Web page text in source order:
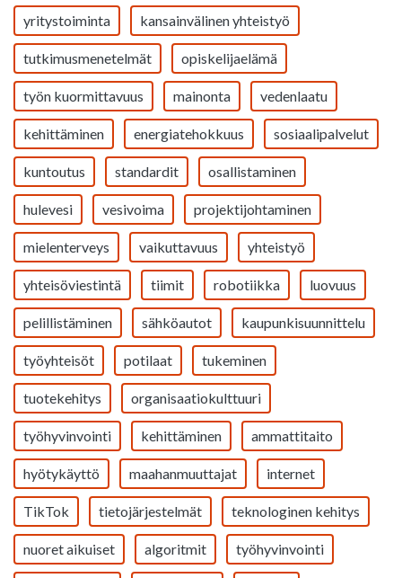
yritystoiminta kansainvälinen yhteistyö
tutkimusmenetelmät opiskelijaelämä
työn kuormittavuus mainonta vedenlaatu
kehittäminen energiatehokkuus sosiaalipalvelut
kuntoutus standardit osallistaminen
hulevesi vesivoima projektijohtaminen
mielenterveys vaikuttavuus yhteistyö
yhteisöviestintä tiimit robotiikka luovuus
pelillistäminen sähköautot kaupunkisuunnittelu
työyhteisöt potilaat tukeminen
tuotekehitys organisaatiokulttuuri
työhyvinvointi kehittäminen ammattitaito
hyötykäyttö maahanmuuttajat internet
TikTok tietojärjestelmät teknologinen kehitys
nuoret aikuiset algoritmit työhyvinvointi